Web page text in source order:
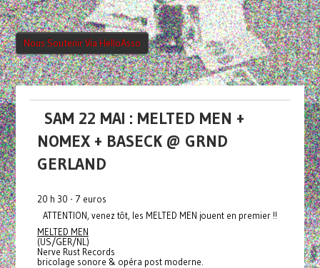
Nous Soutenir Via HelloAsso
SAM 22 MAI : MELTED MEN +
NOMEX + BASECK @ GRND
GERLAND
20 h 30 - 7 euros
ATTENTION, venez tôt, les MELTED MEN jouent en premier !!
MELTED MEN
(US/GER/NL)
Nerve Rust Records
bricolage sonore & opéra post moderne.